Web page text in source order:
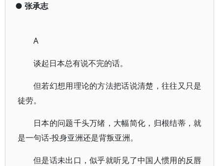
● 张承志
A
谈起日本总有说不完的话。
但若幻想用理论的方法把话说清楚，往往又只是
徒劳。
日本的问题千头万绪，大幅简化，归根结蒂，就
是一句话-投身亚洲还是背叛亚洲。
但是话未出口，似乎就听见了中国人惯用的反唇